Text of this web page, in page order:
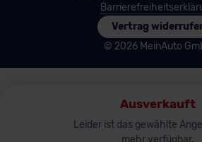
Ausverkauft
Leider ist das gewählte
mehr verfügbar.
Vertrag
© 2026 MeinAuto